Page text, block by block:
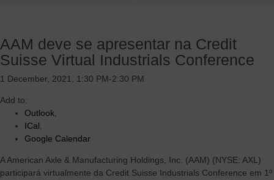
AAM deve se apresentar na Credit
Suisse Virtual Industrials Conference
1 December, 2021, 1:30 PM-2:30 PM
Add to:
Outlook
ICal
Google Calendar
A American Axle & Manufacturing Holdings, Inc. (AAM) (NYSE: AXL)
participará virtualmente da Credit Suisse Industrials Conference em 1º